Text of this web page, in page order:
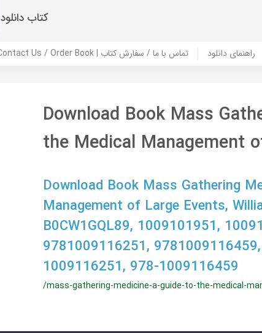
کتاب دانلود
Contact Us / Order Book | تماس با ما / سفارش کتاب راهنمای دانلود
Download Book Mass
the Medical Management
Download Book Mass Gathering
Management of Large Events,
B0CW1GQL89, 1009101951,
9781009116251,
1009116251, 978-1009116459
/mass-gathering-medicine-a-guide-to-the-medical-